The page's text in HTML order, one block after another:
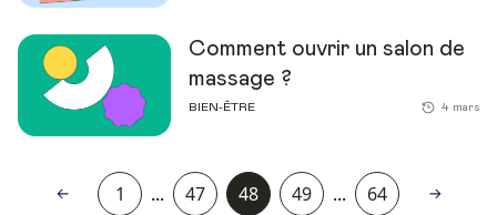
Comment ouvrir un salon de
massage ?
BIEN-ÊTRE 4 mars
1 ... 47 48 49 ... 64